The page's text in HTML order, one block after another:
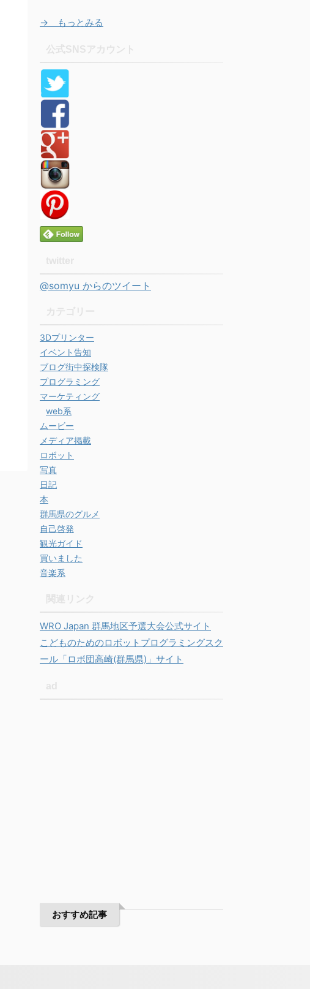
→ もっとみる
@somyu からのツイート
3Dプリンター
イベント告知
ブログ街中探検隊
プログラミング
マーケティング
web系
ムービー
メディア掲載
ロボット
写真
日記
本
群馬県のグルメ
自己啓発
観光ガイド
買いました
音楽系
WRO Japan 群馬地区予選大会公式サイト
こどものためのロボットプログラミングスク
ール「ロボ団高崎(群馬県)」サイト
おすすめ記事